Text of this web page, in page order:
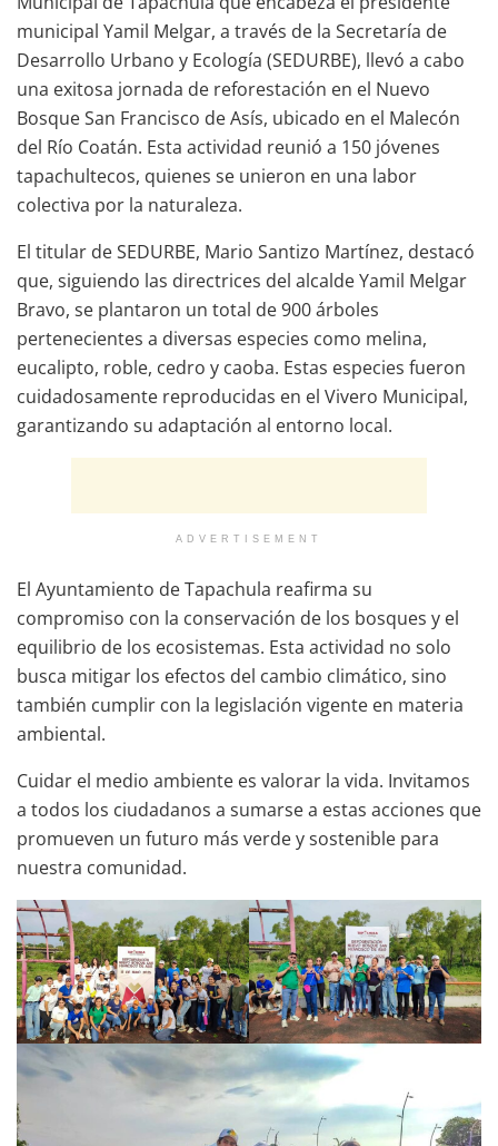
municipal Yamil Melgar, a través de la Secretaría de
Desarrollo Urbano y Ecología (SEDURBE), llevó a cabo
una exitosa jornada de reforestación en el Nuevo
Bosque San Francisco de Asís, ubicado en el Malecón
del Río Coatán. Esta actividad reunió a 150 jóvenes
tapachultecos, quienes se unieron en una labor
colectiva por la naturaleza.
El titular de SEDURBE, Mario Santizo Martínez, destacó
que, siguiendo las directrices del alcalde Yamil Melgar
Bravo, se plantaron un total de 900 árboles
pertenecientes a diversas especies como melina,
eucalipto, roble, cedro y caoba. Estas especies fueron
cuidadosamente reproducidas en el Vivero Municipal,
garantizando su adaptación al entorno local.
ADVERTISEMENT
El Ayuntamiento de Tapachula reafirma su
compromiso con la conservación de los bosques y el
equilibrio de los ecosistemas. Esta actividad no solo
busca mitigar los efectos del cambio climático, sino
también cumplir con la legislación vigente en materia
ambiental.
Cuidar el medio ambiente es valorar la vida. Invitamos
a todos los ciudadanos a sumarse a estas acciones que
promueven un futuro más verde y sostenible para
nuestra comunidad.